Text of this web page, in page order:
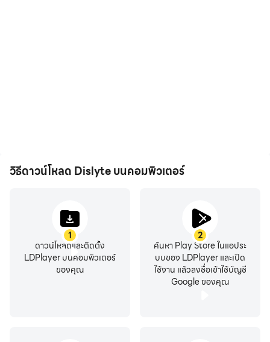
วิธีดาวน์โหลด Dislyte บนคอมพิวเตอร์
1
ดาวน์โหลดและติดตั้ง
LDPlayer บนคอมพิวเตอร์
ของคุณ
2
ค้นหา Play Store ในแอประ
บบของ LDPlayer และเปิด
ใช้งาน แล้วลงชื่อเข้าใช้บัญชี
Google ของคุณ